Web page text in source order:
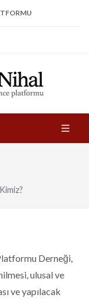
Derneği,
ulusal ve
ve yapılacak